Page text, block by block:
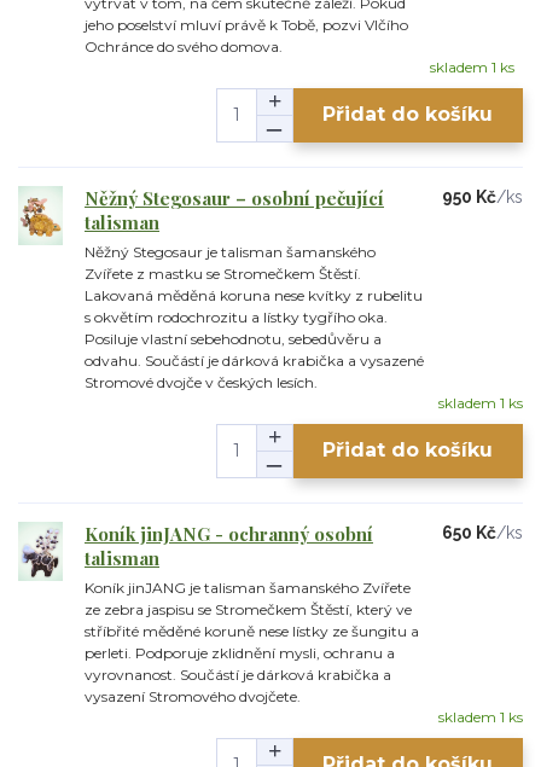
jeho poselství mluví právě k Tobě, pozvi Vlčího
Ochránce do svého domova.
skladem 1 ks
Přidat do košíku
Něžný Stegosaur – osobní pečující
talisman
Něžný Stegosaur je talisman šamanského
Zvířete z mastku se Stromečkem Štěstí.
Lakovaná měděná koruna nese kvítky z rubelitu
s okvětím rodochrozitu a lístky tygřího oka.
Posiluje vlastní sebehodnotu, sebedůvěru a
odvahu. Součástí je dárková krabička a vysazené
Stromové dvojče v českých lesích.
950 Kč/ks
skladem 1 ks
Přidat do košíku
Koník jinJANG - ochranný osobní
talisman
Koník jinJANG je talisman šamanského Zvířete
ze zebra jaspisu se Stromečkem Štěstí, který ve
stříbřité měděné koruně nese lístky ze šungitu a
perleti. Podporuje zklidnění mysli, ochranu a
vyrovnanost. Součástí je dárková krabička a
vysazení Stromového dvojčete.
650 Kč/ks
skladem 1 ks